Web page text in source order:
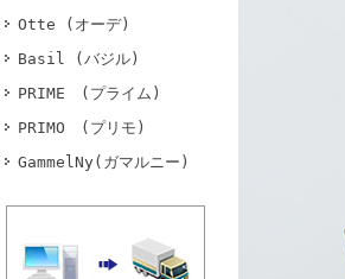
Otte (オーデ)
Basil (バジル)
PRIME (プライム)
PRIMO (プリモ)
GammelNy(ガマルニー)